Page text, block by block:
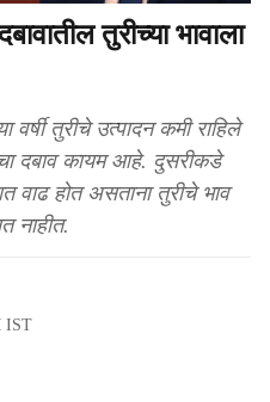
तुरीच्या भावाला
तुरीचे उत्पादन कमी राहिले
दबाव कायम आहे. दुसरीकडे
वाढ होत असताना तुरीचे भाव
नाहीत.
IST